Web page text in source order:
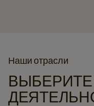
Наши отрасли